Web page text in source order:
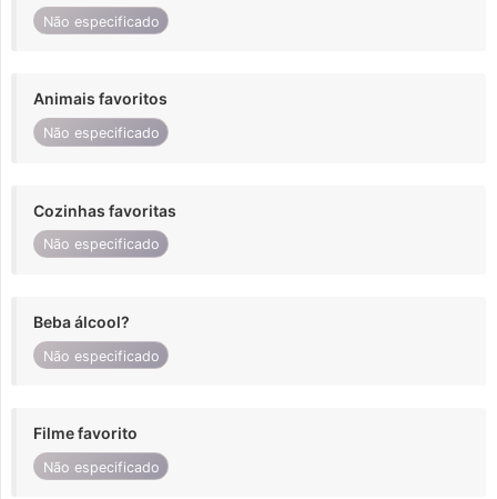
Não especificado
Animais favoritos
Não especificado
Cozinhas favoritas
Não especificado
Beba álcool?
Não especificado
Filme favorito
Não especificado